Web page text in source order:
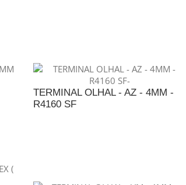
TERMINAL OLHAL - AZ - 4MM -
R4160 SF